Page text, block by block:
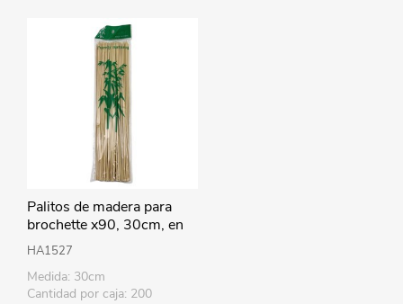
Palitos de madera para
brochette x90, 30cm, en
bolsa
HA1527
Medida: 30cm
Cantidad por caja: 200